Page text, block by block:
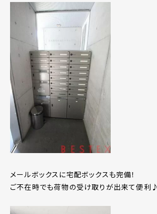
メールボックスに宅配ボックスも完備！
ご不在時でも荷物の受け取りが出来て便利♪